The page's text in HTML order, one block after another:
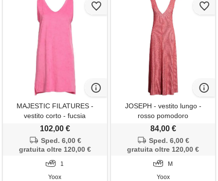
MAJESTIC FILATURES -
vestito corto - fucsia
102,00 €
Sped. 6,00 €
gratuita oltre 120,00 €
1
Yoox
JOSEPH - vestito lungo -
rosso pomodoro
84,00 €
Sped. 6,00 €
gratuita oltre 120,00 €
M
Yoox